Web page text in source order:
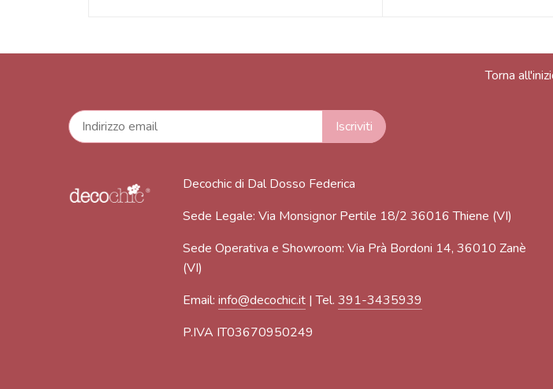
Torna
Decochic di Dal Dosso Federica
Sede Legale: Via Monsignor Pertile 18/2 36016 Thiene (VI)
Sede Operativa e Showroom: Via Prà Bordoni 14, 36010 Zanè
(VI)
Email:info@decochic.it | Tel.391-3435939
P.IVA IT03670950249